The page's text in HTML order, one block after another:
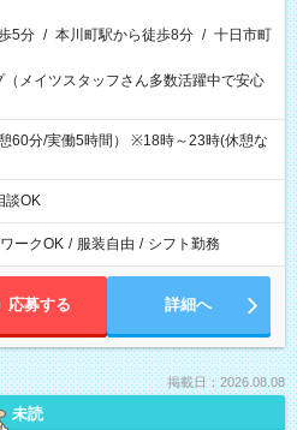
5分 / 本川町駅から徒歩8分 / 十日市町
メイツスタッフさん多数活躍中で安心
60分/実働5時間） ※18時～23時(休憩な
OK
ークOK / 服装自由 / シフト勤務
応募する 詳細へ
掲載日：2026.08.08
未読